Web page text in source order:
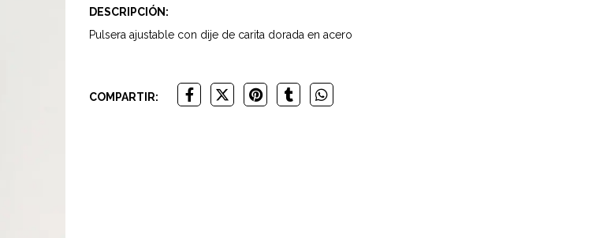
DESCRIPCIÓN:
Pulsera ajustable con dije de carita dorada en acero
COMPARTIR: